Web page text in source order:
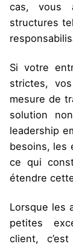
cas, vous
structures
Si votre
strictes,
mesure de
solution
leadership
besoins, les
ce qui
étendre
Lorsque les
petites
client,